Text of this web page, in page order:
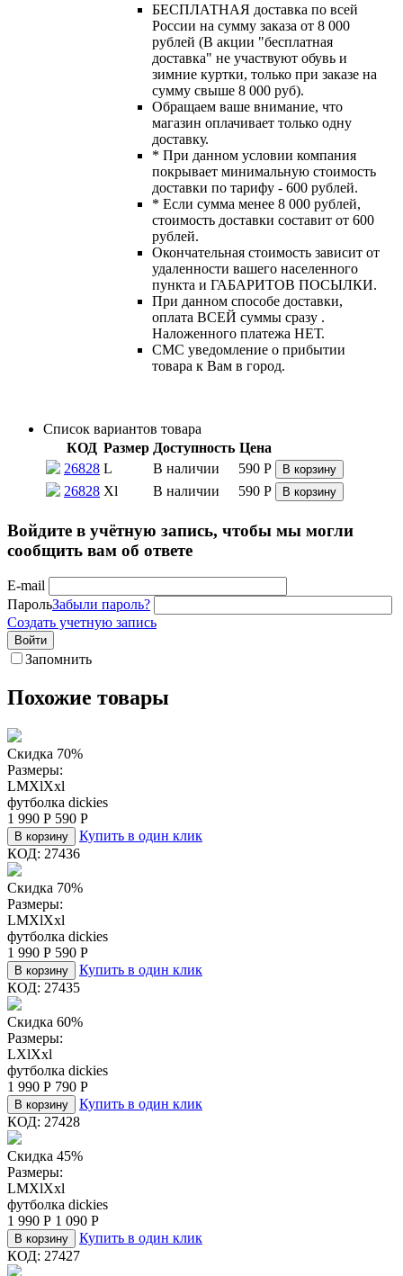
БЕСПЛАТНАЯ доставка по всей
России на сумму заказа от 8 000
рублей (В акции "бесплатная
доставка" не участвуют обувь и
зимние куртки, только при заказе на
сумму свыше 8 000 руб).
Обращаем ваше внимание, что
магазин оплачивает только одну
доставку.
* При данном условии компания
покрывает минимальную стоимость
доставки по тарифу - 600 рублей.
* Если сумма менее 8 000 рублей,
стоимость доставки составит от 600
рублей.
Окончательная стоимость зависит от
удаленности вашего населенного
пункта и ГАБАРИТОВ ПОСЫЛКИ.
При данном способе доставки,
оплата ВСЕЙ суммы сразу .
Наложенного платежа НЕТ.
СМС уведомление о прибытии
товара к Вам в город.
Список вариантов товара
КОД Размер Доступность Цена
26828 L В наличии 590 Р В корзину
26828 Xl В наличии 590 Р В корзину
Войдите в учётную запись, чтобы мы могли
сообщить вам об ответе
E-mail
ПарольЗабыли пароль?
Создать учетную запись
Войти
Запомнить
Похожие товары
Скидка 70%
Размеры:
LMXlXxl
футболка dickies
1 990 Р 590 Р
В корзину
Купить в один клик
КОД: 27436
Скидка 70%
Размеры:
LMXlXxl
футболка dickies
1 990 Р 590 Р
В корзину
Купить в один клик
КОД: 27435
Скидка 60%
Размеры:
LXlXxl
футболка dickies
1 990 Р 790 Р
В корзину
Купить в один клик
КОД: 27428
Скидка 45%
Размеры:
LMXlXxl
футболка dickies
1 990 Р 1 090 Р
В корзину
Купить в один клик
КОД: 27427